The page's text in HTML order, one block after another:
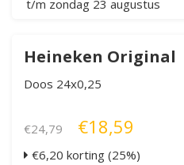
t/m zondag 23 augustus
Heineken Original
Doos 24x0,25
€24,79 €18,59
€6,20 korting (25%)